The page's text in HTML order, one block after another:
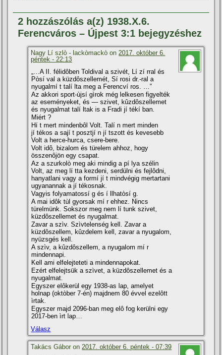
2 hozzászólás a(z) 1938.X.6.
Ferencváros – Újpest 3:1 bejegyzéshez
Nagy Lí szlò - lackòmackò on2017. október 6.
péntek - 22:13
„…A II. félidôben Toldival a szivét, Lí zí rral és
Pòsí val a küzdôszellemét, Sí rosi dr.-ral a
nyugalmí t talí lta meg a Ferencví ros. …”
Az akkori sport-ùjsí gìrok még lelkesen figyelték
az eseményeket, és — szivet, kûzdôszellemet
és nyugalmat talí ltak is a Fradi jí tékí ban.
Miért ?
Hí t mert mindenbôl Volt. Talí n mert minden
jí tékos a sají t posztjí n jí tszott és kevesebb
Volt a herce-hurca, csere-bere.
Volt idô, bizalom és türelem ahhoz, hogy
összenôjön egy csapat.
Az a szurkolò meg aki mindig a pí lya szélin
Volt, az meg lí tta kezdeni, serdülni és fejlôdni,
hanyatlani vagy a formí jí t mindvégig mertartani
ugyanannak a jí tékosnak.
Vagyis folyamatossí g és í llhatòsí g.
A mai idôk tùl gyorsak mí r ehhez. Nincs
türelmünk. Sokszor meg nem lí tunk szivet,
küzdôszellemet és nyugalmat.
Zavar a szìv. Szìvtelenség kell. Zavar a
küzdôszellem, kûzdelem kell, zavar a nyugalom,
nyüzsgés kell.
A szìv, a kûzdôszellem, a nyugalom mí r
mindennapi.
Kell ami elfelejteteti a mindennapokat.
Ezért elfelejtsük a szìvet, a küzdôszellemet és a
nyugalmat.
Egyszer elôkerül egy 1938-as lap, amelyet
holnap (oktòber 7-én) majdnem 80 évvel ezelôtt
ìrtak.
Egyszer majd 2096-ban meg elô fog kerülni egy
2017-ben ìrt lap…
Válasz
Takács Gábor on2017. október 6. péntek - 07:39